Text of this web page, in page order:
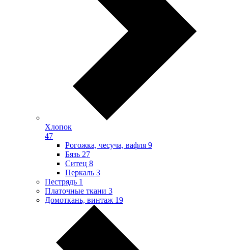
Хлопок
47
Рогожка, чесуча, вафля 9
Бязь 27
Ситец 8
Перкаль 3
Пестрядь 1
Платочные ткани 3
Домоткань, винтаж 19